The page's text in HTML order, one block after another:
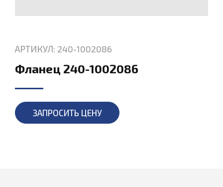
АРТИКУЛ: 240-1002086
Фланец 240-1002086
ЗАПРОСИТЬ ЦЕНУ